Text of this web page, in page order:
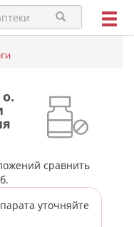
сравнить
уточняйте